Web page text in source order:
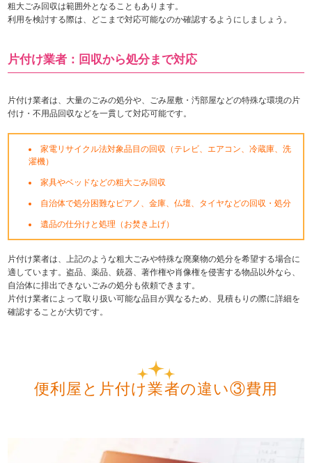
粗大ごみ回収は範囲外となることもあります。
利用を検討する際は、どこまで対応可能なのか確認するようにしましょう。
片付け業者：回収から処分まで対応
片付け業者は、大量のごみの処分や、ごみ屋敷・汚部屋などの特殊な環境の片
付け・不用品回収などを一貫して対応可能です。
家電リサイクル法対象品目の回収（テレビ、エアコン、冷蔵庫、洗
濯機）
家具やベッドなどの粗大ごみ回収
自治体で処分困難なピアノ、金庫、仏壇、タイヤなどの回収・処分
遺品の仕分けと処理（お焚き上げ）
片付け業者は、上記のような粗大ごみや特殊な廃棄物の処分を希望する場合に
適しています。盗品、薬品、銃器、著作権や肖像権を侵害する物品以外なら、
自治体に排出できないごみの処分も依頼できます。
片付け業者によって取り扱い可能な品目が異なるため、見積もりの際に詳細を
確認することが大切です。
便利屋と片付け業者の違い③費用